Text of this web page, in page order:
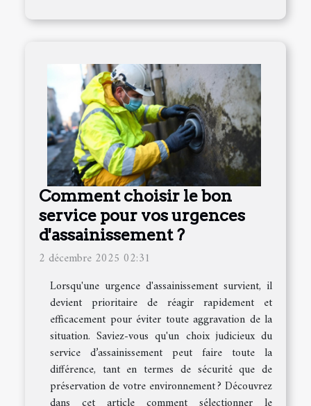
Comment choisir le bon
service pour vos urgences
d'assainissement ?
2 décembre 2025 02:31
Lorsqu'une urgence d'assainissement survient, il
devient prioritaire de réagir rapidement et
efficacement pour éviter toute aggravation de la
situation. Saviez-vous qu'un choix judicieux du
service d’assainissement peut faire toute la
différence, tant en termes de sécurité que de
préservation de votre environnement ? Découvrez